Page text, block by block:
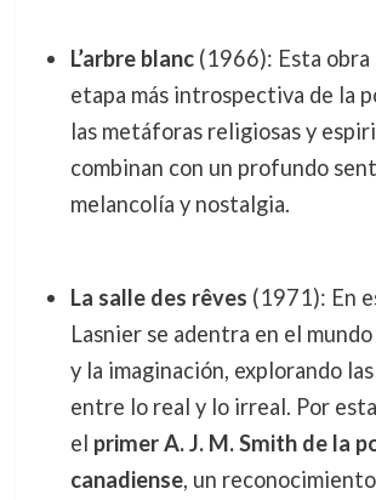
L’arbre blanc(1966): Esta obra
etapa más introspectiva de la
las metáforas religiosas y
combinan con un profundo
melancolía y nostalgia.
La salle des rêves (1971): En
Lasnier se adentra en el
y la imaginación, explorando
entre lo real y lo irreal. Por
el primer A. J. M. Smith de la
canadiense, un